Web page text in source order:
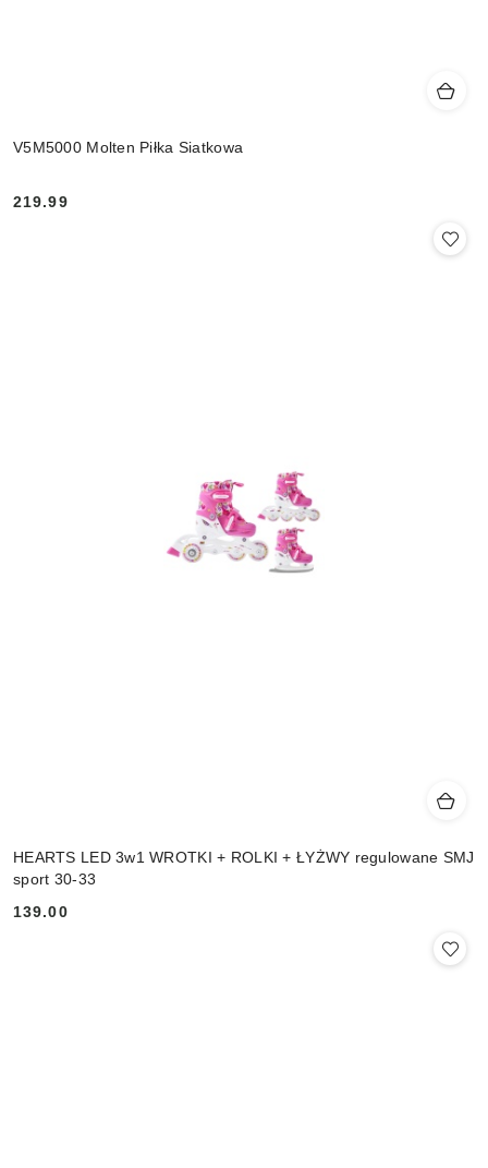
V5M5000 Molten Piłka Siatkowa
Cena:
219.99
HEARTS LED 3w1 WROTKI + ROLKI + ŁYŻWY regulowane SMJ
sport 30-33
Cena:
139.00